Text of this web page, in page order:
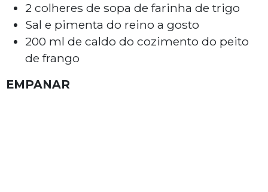
2 colheres de sopa de farinha de trigo
Sal e pimenta do reino a gosto
200 ml de caldo do cozimento do peito
de frango
EMPANAR